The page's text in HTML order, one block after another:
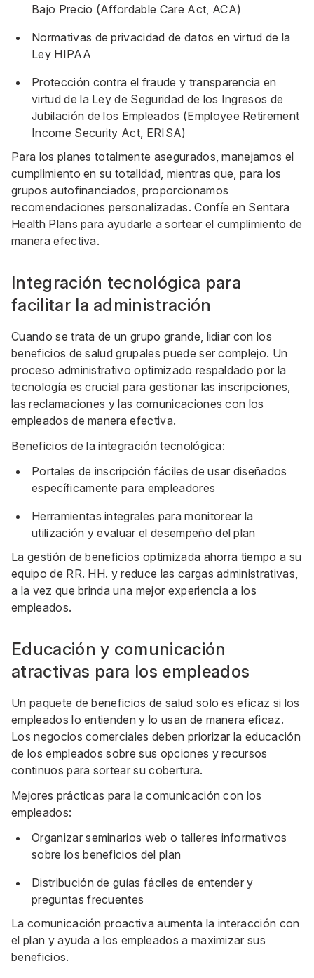
Bajo Precio (Affordable Care Act, ACA)
Normativas de privacidad de datos en virtud de la
Ley HIPAA
Protección contra el fraude y transparencia en
virtud de la Ley de Seguridad de los Ingresos de
Jubilación de los Empleados (Employee Retirement
Income Security Act, ERISA)
Para los planes totalmente asegurados, manejamos el
cumplimiento en su totalidad, mientras que, para los
grupos autofinanciados, proporcionamos
recomendaciones personalizadas. Confíe en Sentara
Health Plans para ayudarle a sortear el cumplimiento de
manera efectiva.
Integración tecnológica para
facilitar la administración
Cuando se trata de un grupo grande, lidiar con los
beneficios de salud grupales puede ser complejo. Un
proceso administrativo optimizado respaldado por la
tecnología es crucial para gestionar las inscripciones,
las reclamaciones y las comunicaciones con los
empleados de manera efectiva.
Beneficios de la integración tecnológica:
Portales de inscripción fáciles de usar diseñados
específicamente para empleadores
Herramientas integrales para monitorear la
utilización y evaluar el desempeño del plan
La gestión de beneficios optimizada ahorra tiempo a su
equipo de RR. HH. y reduce las cargas administrativas,
a la vez que brinda una mejor experiencia a los
empleados.
Educación y comunicación
atractivas para los empleados
Un paquete de beneficios de salud solo es eficaz si los
empleados lo entienden y lo usan de manera eficaz.
Los negocios comerciales deben priorizar la educación
de los empleados sobre sus opciones y recursos
continuos para sortear su cobertura.
Mejores prácticas para la comunicación con los
empleados:
Organizar seminarios web o talleres informativos
sobre los beneficios del plan
Distribución de guías fáciles de entender y
preguntas frecuentes
La comunicación proactiva aumenta la interacción con
el plan y ayuda a los empleados a maximizar sus
beneficios.